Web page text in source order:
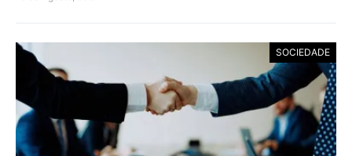
SOCIEDADE